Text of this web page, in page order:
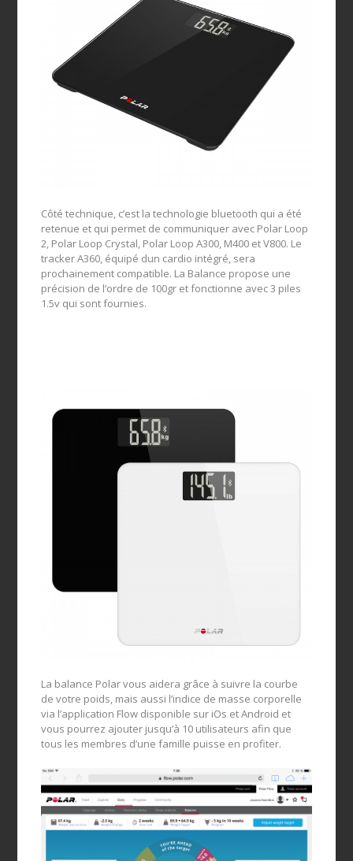
Côté technique, c’est la technologie bluetooth qui a été
retenue et qui permet de communiquer avec Polar Loop
2, Polar Loop Crystal, Polar Loop A300, M400 et V800. Le
tracker A360, équipé dun cardio intégré, sera
prochainement compatible. La Balance propose une
précision de l’ordre de 100gr et fonctionne avec 3 piles
1.5v qui sont fournies.
La balance Polar vous aidera grâce à suivre la courbe
de votre poids, mais aussi l’indice de masse corporelle
via l’application Flow disponible sur iOs et Android et
vous pourrez ajouter jusqu’à 10 utilisateurs afin que
tous les membres d’une famille puisse en profiter.